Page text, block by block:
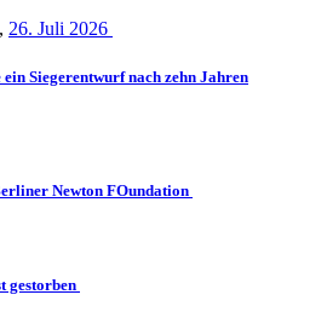
, 26. Juli 2026
Siegerentwurf nach zehn Jahren
Newton FOundation
gestorben